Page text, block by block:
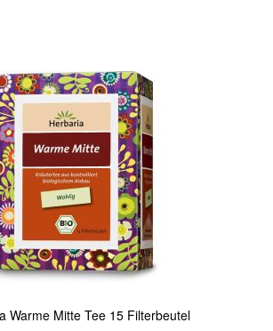
Warme Mitte Tee 15 Filterbeutel